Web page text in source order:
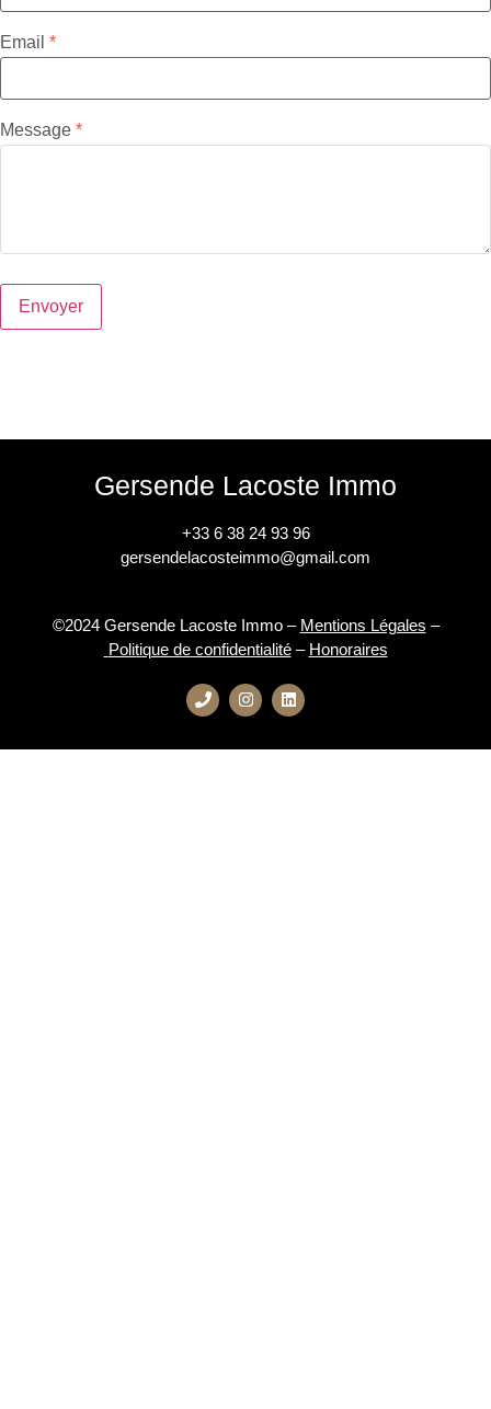
Email
Message
Envoyer
Gersende Lacoste Immo
+33 6 38 24 93 96
gersendelacosteimmo@gmail.com
©2024 Gersende Lacoste Immo – Mentions Légales –
Politique de confidentialité– Honoraires